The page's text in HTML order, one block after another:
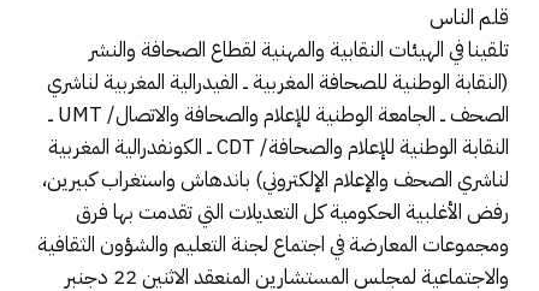
قلم الناس
تلقينا في الهيئات النقابية والمهنية لقطاع الصحافة والنشر
(النقابة الوطنية للصحافة المغربية ــ الفيدرالية المغربية لناشري
الصحف ــ الجامعة الوطنية للإعلام والصحافة والاتصال/ UMT ــ
النقابة الوطنية للإعلام والصحافة/ CDT ــ الكونفدرالية المغربية
لناشري الصحف والإعلام الإلكتروني) باندهاش واستغراب كبيرين،
رفض الأغلبية الحكومية كل التعديلات التي تقدمت بها فرق
ومجموعات المعارضة في اجتماع لجنة التعليم والشؤون الثقافية
والاجتماعية لمجلس المستشارين المنعقد الاثنين 22 دجنبر